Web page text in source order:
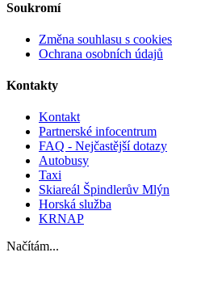
Soukromí
Změna souhlasu s cookies
Ochrana osobních údajů
Kontakty
Kontakt
Partnerské infocentrum
FAQ - Nejčastější dotazy
Autobusy
Taxi
Skiareál Špindlerův Mlýn
Horská služba
KRNAP
Načítám...